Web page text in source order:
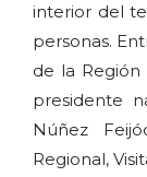
interior del
personas.
de la Región
presidente
Núñez
Regional,